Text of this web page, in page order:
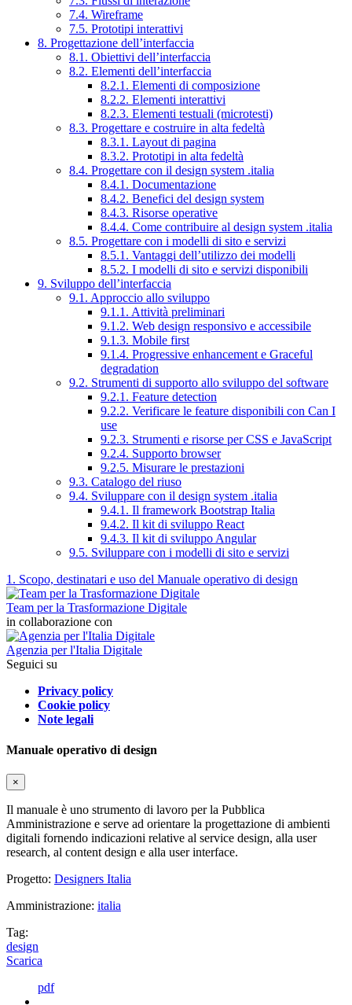
7.4. Wireframe
7.5. Prototipi interattivi
8. Progettazione dell’interfaccia
8.1. Obiettivi dell’interfaccia
8.2. Elementi dell’interfaccia
8.2.1. Elementi di composizione
8.2.2. Elementi interattivi
8.2.3. Elementi testuali (microtesti)
8.3. Progettare e costruire in alta fedeltà
8.3.1. Layout di pagina
8.3.2. Prototipi in alta fedeltà
8.4. Progettare con il design system .italia
8.4.1. Documentazione
8.4.2. Benefici del design system
8.4.3. Risorse operative
8.4.4. Come contribuire al design system .italia
8.5. Progettare con i modelli di sito e servizi
8.5.1. Vantaggi dell’utilizzo dei modelli
8.5.2. I modelli di sito e servizi disponibili
9. Sviluppo dell’interfaccia
9.1. Approccio allo sviluppo
9.1.1. Attività preliminari
9.1.2. Web design responsivo e accessibile
9.1.3. Mobile first
9.1.4. Progressive enhancement e Graceful
degradation
9.2. Strumenti di supporto allo sviluppo del software
9.2.1. Feature detection
9.2.2. Verificare le feature disponibili con Can I
use
9.2.3. Strumenti e risorse per CSS e JavaScript
9.2.4. Supporto browser
9.2.5. Misurare le prestazioni
9.3. Catalogo del riuso
9.4. Sviluppare con il design system .italia
9.4.1. Il framework Bootstrap Italia
9.4.2. Il kit di sviluppo React
9.4.3. Il kit di sviluppo Angular
9.5. Sviluppare con i modelli di sito e servizi
1. Scopo, destinatari e uso del Manuale operativo di design
Team per la Trasformazione Digitale
in collaborazione con
Agenzia per l'Italia Digitale
Seguici su
Privacy policy
Cookie policy
Note legali
Manuale operativo di design
×
Il manuale è uno strumento di lavoro per la Pubblica
Amministrazione e serve ad orientare la progettazione di ambienti
digitali fornendo indicazioni relative al service design, alla user
research, al content design e alla user interface.
Progetto: Designers Italia
Amministrazione: italia
Tag:
design
Scarica
pdf